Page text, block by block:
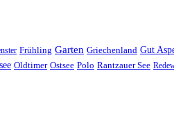
Frühling Garten Griechenland Gut
Oldtimer Ostsee Polo Rantzauer See